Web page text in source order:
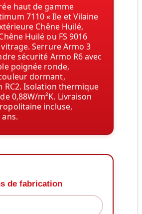
haut de gamme
7110 « Ile et Vilaine
Chêne Huilé,
Huilé ou FS 9016
vitrage. Serrure Armo 3
sécurité Armo R6 avec
poignée ronde,
dormant,
RC2. Isolation thermique
0,88W/m²K. Livraison
incluse,
de fabrication